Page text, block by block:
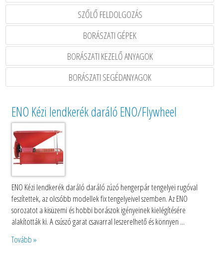
SZŐLŐ FELDOLGOZÁS
BORÁSZATI GÉPEK
BORÁSZATI KEZELŐ ANYAGOK
BORÁSZATI SEGÉDANYAGOK
ENO Kézi lendkerék daráló ENO/Flywheel
ENO Kézi lendkerék daráló daráló zúzó hengerpár tengelyei rugóval
feszítettek, az olcsóbb modellek fix tengelyeivel szemben. Az ENO
sorozatot a kisüzemi és hobbi borászok igényeinek kielégítésére
alakították ki. A csúszó garat csavarral leszerelhető és könnyen ...
Tovább »